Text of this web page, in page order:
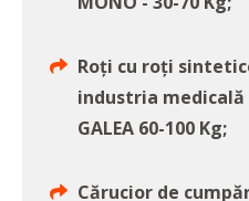
Roți cu roți
industria
GALEA 60-100 Kg;
Cărucior de